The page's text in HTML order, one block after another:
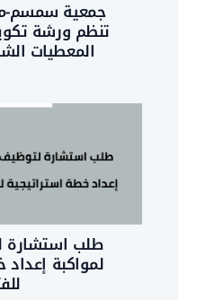
جمعية سمسم-
تنظم ورشة
المعطيات
طلب استشارة
لمواكبة